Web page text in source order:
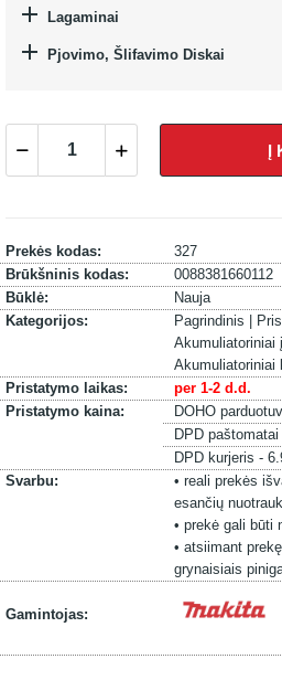
 Lagaminai
 Pjovimo, Šlifavimo Diskai
Į
Prekės kodas:
327
Brūkšninis kodas:
0088381660112
Būklė:
Nauja
Kategorijos:
Pagrindinis |
Akumuliatoriniai
Akumuliatoriniai
Pristatymo laikas:
per 1-2 d.d.
Pristatymo kaina:
DOHO
DPD
DPD kurjeris -
Svarbu:
• reali prekės
esančių
• prekė gali būti
• atsiimant
grynaisiais
Gamintojas: